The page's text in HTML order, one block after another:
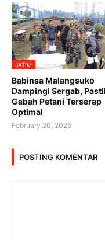
JATIM
Babinsa Malangsuko
Dampingi Sergab,
Gabah Petani Terserap
Optimal
February 20, 2026
POSTING KOMENTAR